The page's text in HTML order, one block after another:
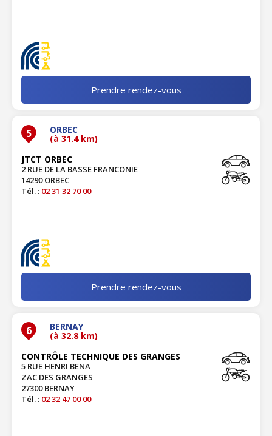
Prendre rendez-vous
5 ORBEC
(à 31.4 km)
JTCT ORBEC
2 RUE DE LA BASSE FRANCONIE
14290 ORBEC
Tél. : 02 31 32 70 00
Prendre rendez-vous
6 BERNAY
(à 32.8 km)
CONTRÔLE TECHNIQUE DES GRANGES
5 RUE HENRI BENA
ZAC DES GRANGES
27300 BERNAY
Tél. : 02 32 47 00 00